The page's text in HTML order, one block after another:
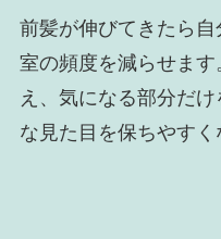
前髪が伸びてきたら
室の頻度を減らせま
え、気になる部分だ
な見た目を保ちやすく